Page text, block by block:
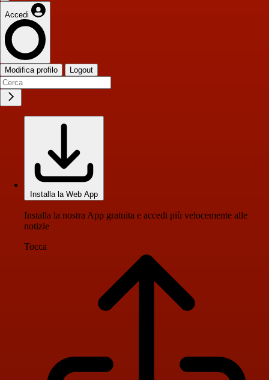
Accedi
Modifica profilo Logout
Installa la Web App
Installa la nostra App gratuita e accedi più velocemente alle
notizie
Tocca